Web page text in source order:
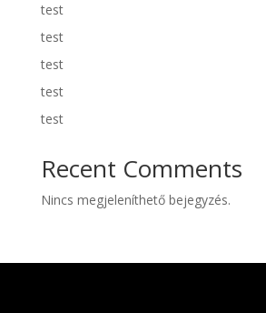
test
test
test
test
test
Recent Comments
Nincs megjeleníthető bejegyzés.